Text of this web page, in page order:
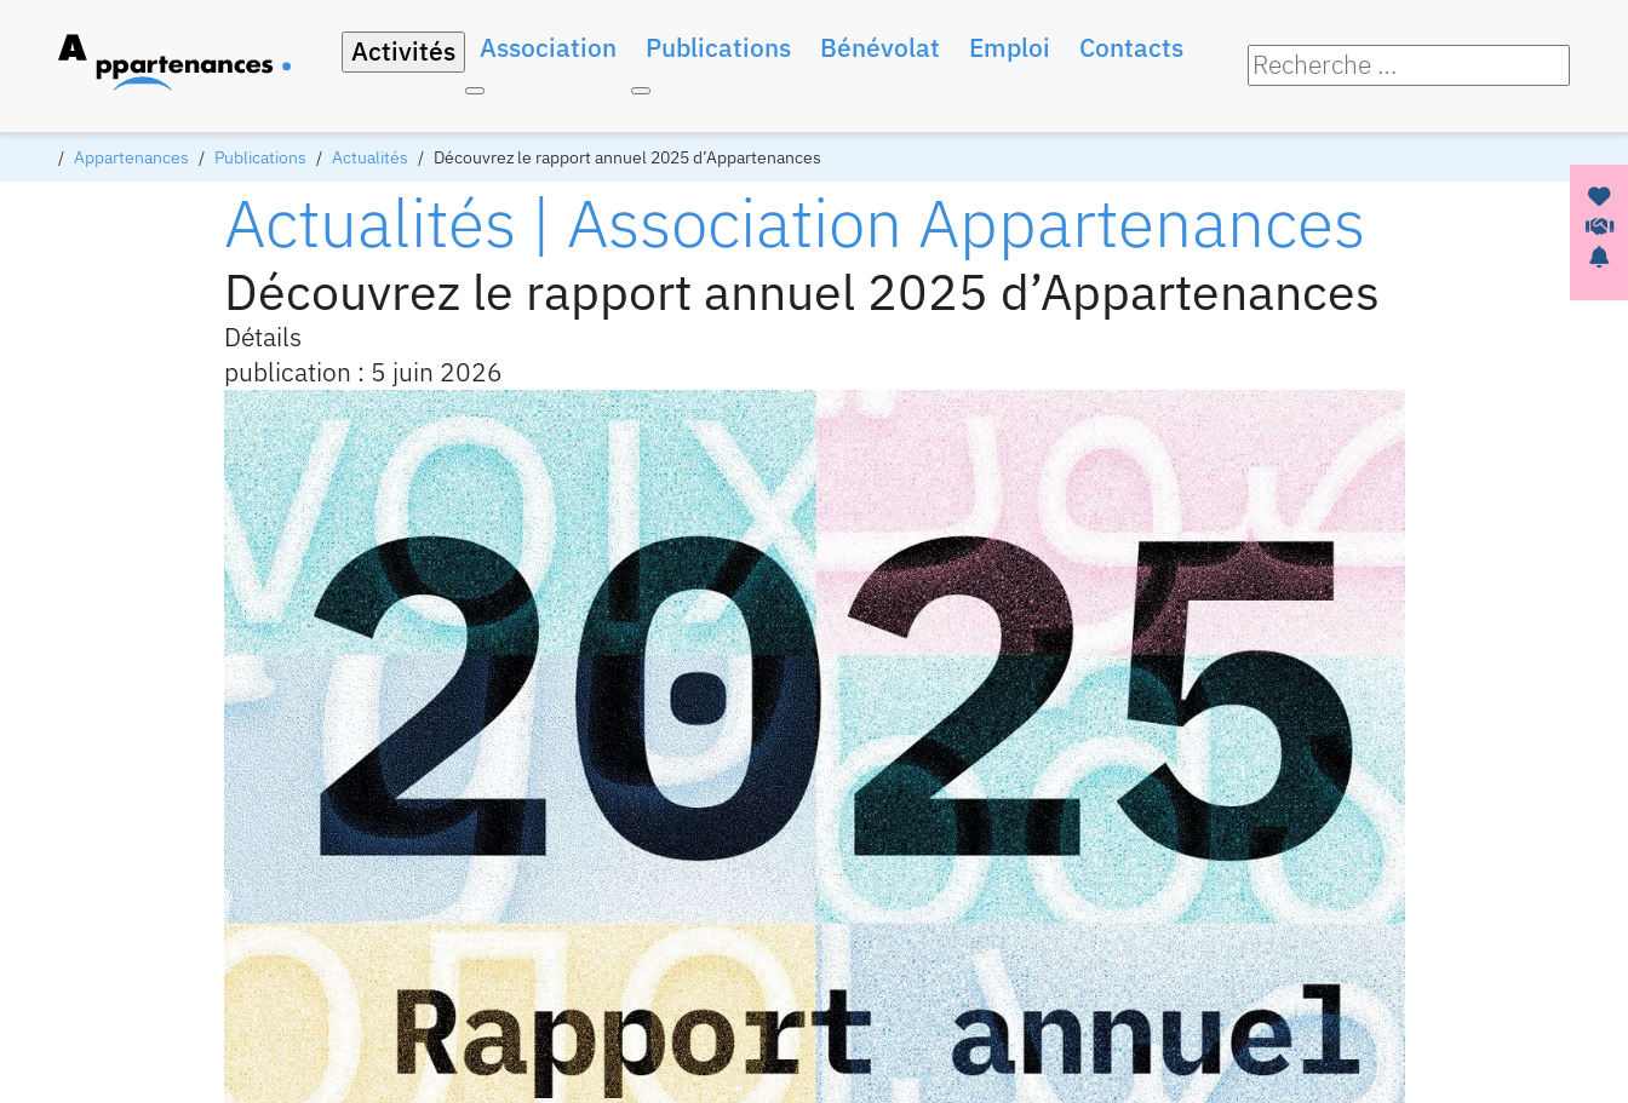
Activités Association Publications Bénévolat Emploi Contacts
Appartenances Publications Actualités Découvrez le rapport annuel 2025 d’Appartenances
Actualités | Association Appartenances
Découvrez le rapport annuel 2025 d’Appartenances
Détails
publication : 5 juin 2026